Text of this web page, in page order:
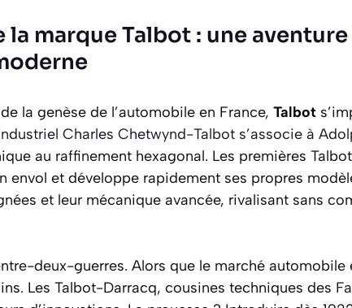
marque Talbot : une
la genèse de l’automobile en France, Talbot
Charles Chetwynd-Talbot s’associe à
au raffinement hexagonal. Les premières
envol et développe rapidement ses propres
et leur mécanique avancée, rivalisant sans
deux-guerres. Alors que le marché automobile
Les Talbot-Darracq, cousines techniques des